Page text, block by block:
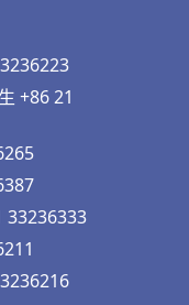
+86 21
33236333